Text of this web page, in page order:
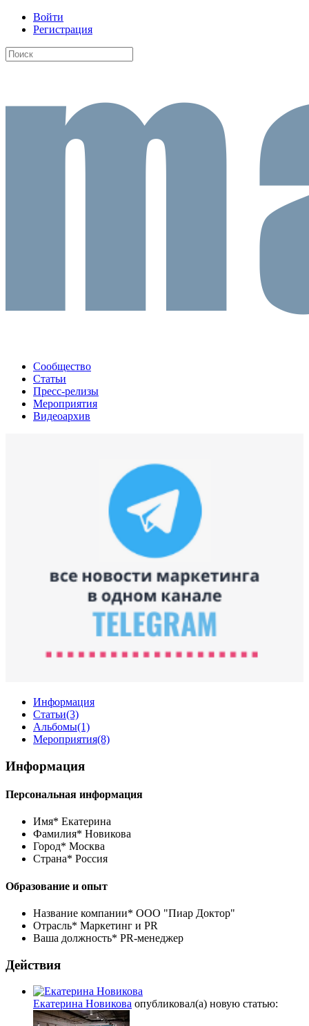
Войти
Регистрация
Сообщество
Статьи
Пресс-релизы
Мероприятия
Видеоархив
Информация
Статьи(3)
Альбомы(1)
Мероприятия(8)
Информация
Персональная информация
Имя* Екатерина
Фамилия* Новикова
Город* Москва
Страна* Россия
Образование и опыт
Название компании* ООО "Пиар Доктор"
Отрасль* Маркетинг и PR
Ваша должность* PR-менеджер
Действия
Екатерина Новикова опубликовал(а) новую статью: